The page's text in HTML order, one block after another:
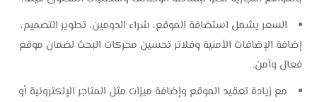
السعر يشمل استضافة الموقع، شراء الدومين، تطوير التصميم،
إضافة الإضافات الأمنية وفلاتر تحسين محركات البحث لضمان موقع
فعال وآمن.
مع زيادة تعقيد الموقع وإضافة ميزات مثل المتاجر الإلكترونية أو